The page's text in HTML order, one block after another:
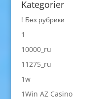
Kategorier
! Без рубрики
1
10000_ru
11275_ru
1w
1Win AZ Casino